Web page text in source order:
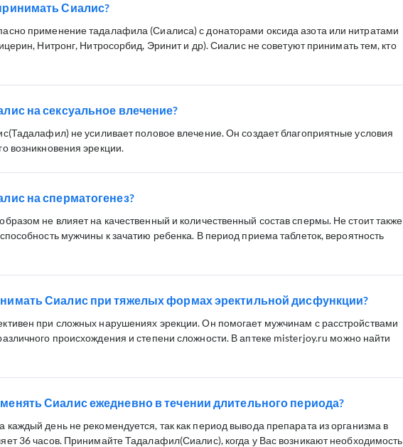
Сиалис?
применение тадалафила (Сиалиса) с донаторами оксида азота или нитратами
Нитронг, Нитросорбид, Эринит и др). Сиалис не советуют принимать тем, кто
на сексуальное влечение?
не усиливает половое влечение. Он создает благоприятные условия
возникновения эрекции.
на сперматогенез?
не влияет на качественный и количественный состав спермы. Не стоит также
мужчины к зачатию ребенка. В период приема таблеток, вероятность
Сиалис при тяжелых формах эректильной дисфункции?
при сложных нарушениях эрекции. Он помогает мужчинам с расстройствами
происхождения и степени сложности. В аптеке misterjoy.ru можно найти
Сиалис ежедневно в течении длительного периода?
каждый день не рекомендуется, так как период вывода препарата из организма в
36 часов. Принимайте Тадалафил(Сиалис), когда у Вас возникают необходимость